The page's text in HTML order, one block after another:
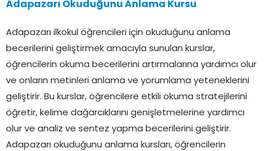
Adapazarı Okuduğunu Anlama Kursu
Adapazarı ilkokul öğrencileri için okuduğunu anlama
becerilerini geliştirmek amacıyla sunulan kurslar,
öğrencilerin okuma becerilerini artırmalarına yardımcı olur
ve onların metinleri anlama ve yorumlama yeteneklerini
geliştirir. Bu kurslar, öğrencilere etkili okuma stratejilerini
öğretir, kelime dağarcıklarını genişletmelerine yardımcı
olur ve analiz ve sentez yapma becerilerini geliştirir.
Adapazarı okuduğunu anlama kursları, öğrencilerin